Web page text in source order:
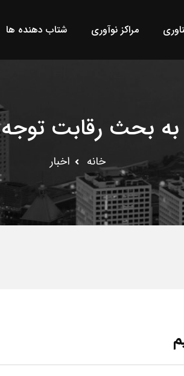
مراکز نوآوری شتاب دهنده ها
به بحث رقابت
خانه اخبار